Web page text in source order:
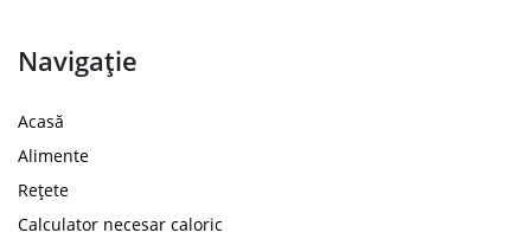
Navigație
Acasă
Alimente
Rețete
Calculator necesar caloric